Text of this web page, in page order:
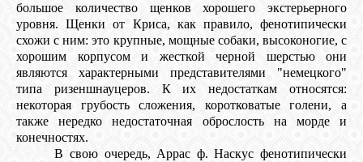
большое количество щенков хорошего экстерьерного
уровня. Щенки от Криса, как правило, фенотипически
схожи с ним: это крупные, мощные собаки, высоконогие, с
хорошим корпусом и жесткой черной шерстью они
являются характерными представителями "немецкого"
типа ризеншнауцеров. К их недостаткам относятся:
некоторая грубость сложения, коротковатые голени, а
также нередко недостаточная оброслость на морде и
конечностях.
В свою очередь, Аррас ф. Наскус фенотипически